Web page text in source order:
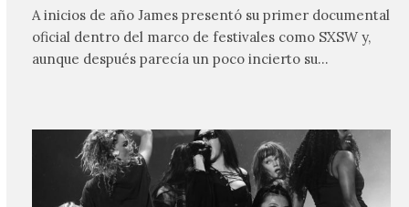
A inicios de año James presentó su primer documental
oficial dentro del marco de festivales como SXSW y,
aunque después parecía un poco incierto su…